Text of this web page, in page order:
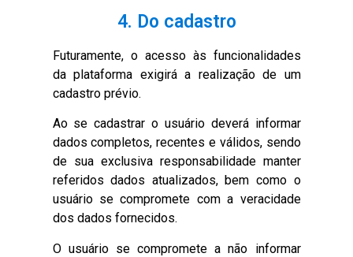
4. Do cadastro
Futuramente, o acesso às funcionalidades
da plataforma exigirá a realização de um
cadastro prévio.
Ao se cadastrar o usuário deverá informar
dados completos, recentes e válidos, sendo
de sua exclusiva responsabilidade manter
referidos dados atualizados, bem como o
usuário se compromete com a veracidade
dos dados fornecidos.
O usuário se compromete a não informar